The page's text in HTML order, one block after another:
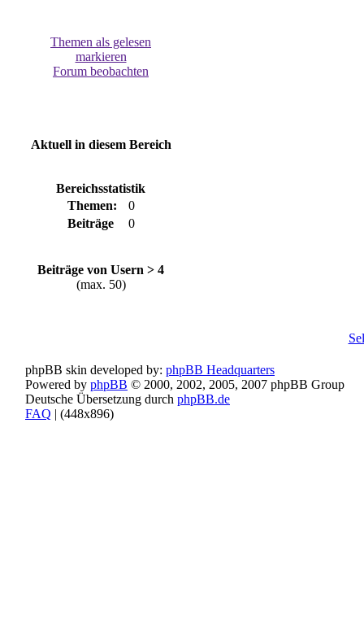
Themen als gelesen
markieren
Forum beobachten
Aktuell in diesem Bereich
Bereichsstatistik
Themen:
0
Beiträge
0
Beiträge von Usern > 4
(max. 50)
phpBB skin developed by: phpBB Headquarters
Powered by phpBB © 2000, 2002, 2005, 2007 phpBB Group
Deutsche Übersetzung durch phpBB.de
FAQ | (448x896)